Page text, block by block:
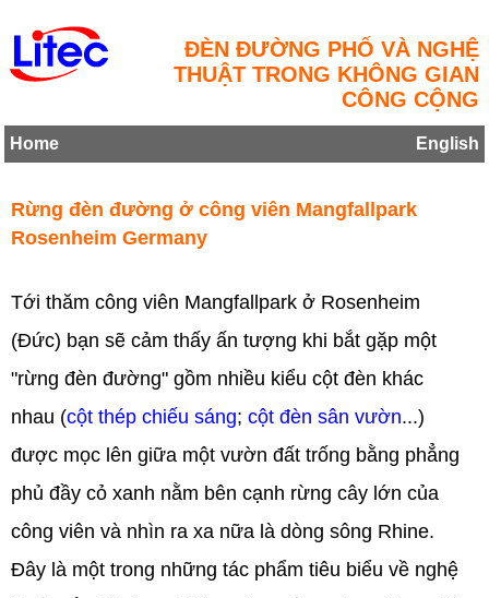
ĐÈN ĐƯỜNG PHỐ VÀ NGHỆ
THUẬT TRONG KHÔNG GIAN
CÔNG CỘNG
Home English
Rừng đèn đường ở công viên Mangfallpark
Rosenheim Germany
Tới thăm công viên Mangfallpark ở Rosenheim
(Đức) bạn sẽ cảm thấy ấn tượng khi bắt gặp một
"rừng đèn đường" gồm nhiều kiểu cột đèn khác
nhau (cột thép chiếu sáng;cột đèn sân vườn...)
được mọc lên giữa một vườn đất trống bằng phẳng
phủ đầy cỏ xanh nằm bên cạnh rừng cây lớn của
công viên và nhìn ra xa nữa là dòng sông Rhine.
Đây là một trong những tác phẩm tiêu biểu về nghệ